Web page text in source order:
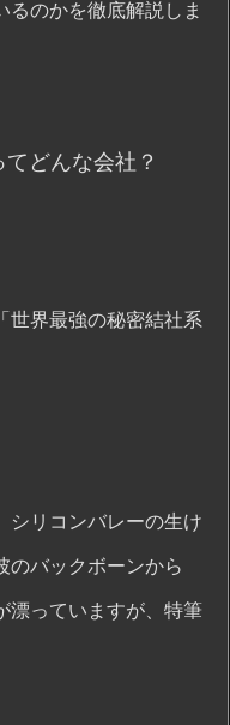
のかを徹底解説しま
どんな会社？
世界最強の秘密結社系
シリコンバレーの生け
のバックボーンから
漂っていますが、特筆